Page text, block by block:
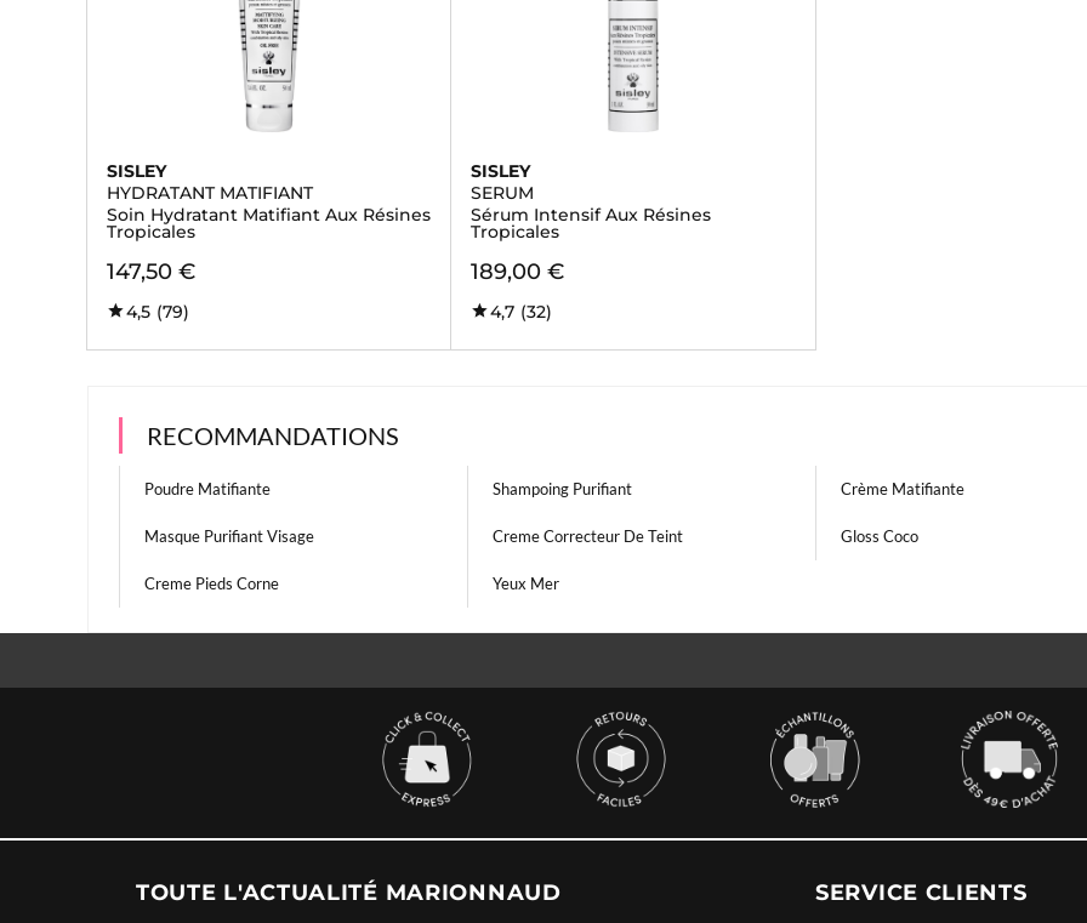
SISLEY
HYDRATANT MATIFIANT
Soin Hydratant Matifiant Aux Résines
Tropicales
147,50 €
4,5 (79)
SISLEY
SERUM
Sérum Intensif Aux Résines
Tropicales
189,00 €
4,7 (32)
RECOMMANDATIONS
Poudre Matifiante Shampoing Purifiant Crème Matifiante
Masque Purifiant Visage Creme Correcteur De Teint Gloss Coco
Creme Pieds Corne Yeux Mer
TOUTE L'ACTUALITÉ MARIONNAUD SERVICE CLIENTS